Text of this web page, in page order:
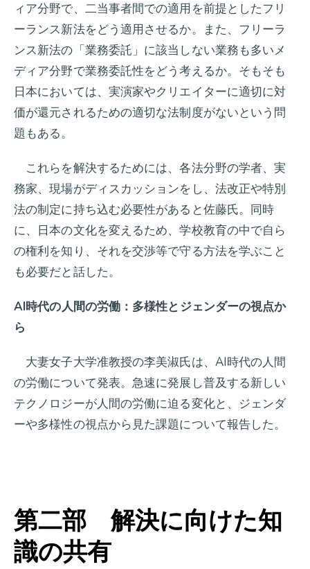
ィア分野で、二当事者間での適用を前提としたフリ
ーランス新法をどう適用させるか。また、フリーラ
ンス新法の「業務委託」に該当しない業務も多いメ
ディア分野で業務委託性をどう考えるか。そもそも
日本においては、実演家やクリエイターに適切に対
価が還元されるための適切な法制度がないという問
題もある。
これらを解決するためには、各法分野の学者、実
務家、現場がディスカッションをし、法改正や特別
法の制定に持ち込む必要性があると佐藤氏。同時
に、日本の文化を変えるため、学校教育の中で自ら
の権利を知り、それを交渉等で守る方法を学ぶこと
も必要だと話した。
AI時代の人間の労働：多様性とジェンダーの視点か
ら
大妻女子大学准教授の李美淑氏は、AI時代の人間
の労働について発表。急速に発展し普及する新しい
テクノロジーが人間の労働に迫る変化と、ジェンダ
ーや多様性の視点から見た課題について報告した。
第二部 解決に向けた知
識の共有